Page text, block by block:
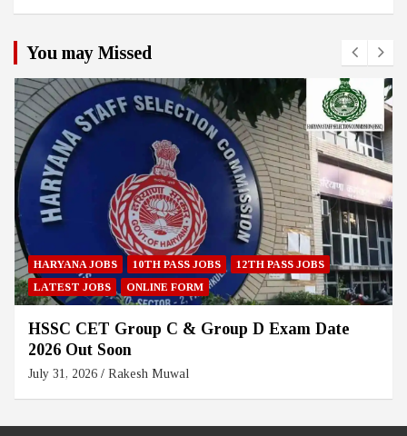
You may Missed
HARYANA JOBS 10TH PASS JOBS
12TH PASS JOBS
LATEST JOBS
ONLINE FORM
HSSC CET Group C & Group D Exam Date
2026 Out Soon
July 31, 2026 Rakesh Muwal